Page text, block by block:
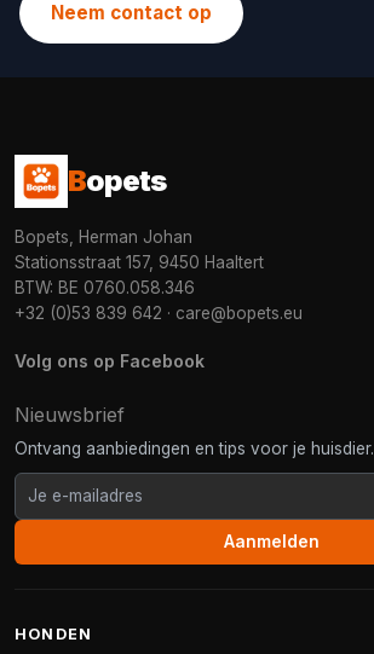
Neem contact op
Bopets
Bopets, Herman Johan
Stationsstraat 157, 9450 Haaltert
BTW: BE 0760.058.346
+32 (0)53 839 642 · care@bopets.eu
Volg ons op Facebook
Nieuwsbrief
Ontvang aanbiedingen en tips voor je huisdier.
Aanmelden
HONDEN